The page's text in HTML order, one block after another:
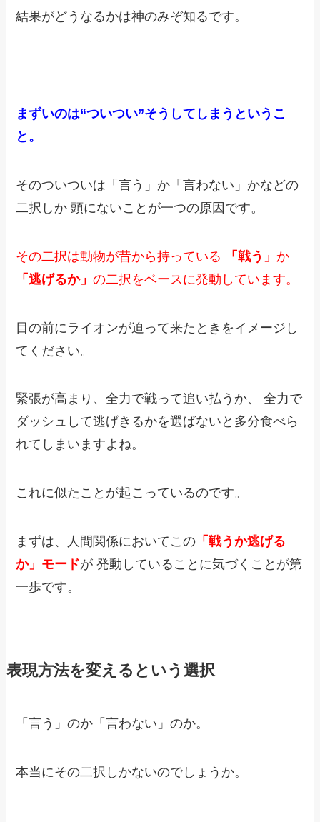
結果がどうなるかは神のみぞ知るです。
まずいのは“ついつい”そうしてしまうというこ
と。
そのついついは「言う」か「言わない」かなどの
二択しか 頭にないことが一つの原因です。
その二択は動物が昔から持っている 「戦う」か
「逃げるか」の二択をベースに発動しています。
目の前にライオンが迫って来たときをイメージし
てください。
緊張が高まり、全力で戦って追い払うか、
全力で
ダッシュして逃げきるかを選ばないと多分食べら
れてしまいますよね。
これに似たことが起こっているのです。
まずは、人間関係においてこの 「戦うか逃げる
か」モードが 発動していることに気づくことが第
一歩です。
表現方法を変えるという選択
「言う」のか「言わない」のか。
本当にその二択しかないのでしょうか。